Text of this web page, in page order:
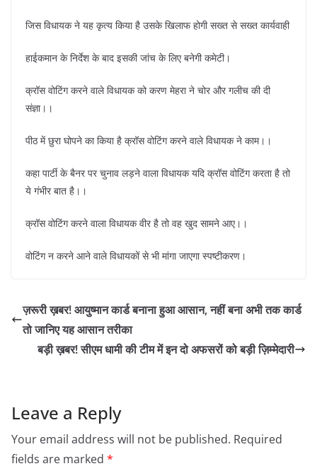
जिस विधायक ने यह कृत्य किया है उसके खिलाफ होगी सख्त से सख्त कार्यवाही
हाईकमान के निर्देश के बाद इसकी जांच के लिए बनेगी कमेटी।
क्रॉस वोटिंग करने वाले विधायक को करण मेहरा ने चोर और गलीच की दी
संज्ञा।।
पीठ में छुरा घोपने का किया है क्रॉस वोटिंग करने वाले विधायक ने काम।।
कहा पार्टी के बैनर पर चुनाव लड़ने वाला विधायक यदि क्रॉस वोटिंग करता है तो
ये गंभीर बात है।।
क्रॉस वोटिंग करने वाला विधायक वीर है तो वह खुद सामने आए।।
वोटिंग न करने आने वाले विधायकों से भी मांगा जाएगा स्पष्टीकरण।
ज़रूरी ख़बर! आयुष्मान कार्ड बनाना हुआ आसान, नहीं बना अभी तक कार्ड
तो जानिए यह आसान तरीका
बड़ी ख़बर! सीएम धामी की टीम में इन दो अफसरों को बड़ी ज़िम्मेदारी
Leave a Reply
Your email address will not be published. Required
fields are marked *